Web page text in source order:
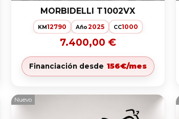
MORBIDELLI T1002VX
KM12790 Año2025 CC1000
7.400,00 €
Financiación desde 156€/mes
Nuevo